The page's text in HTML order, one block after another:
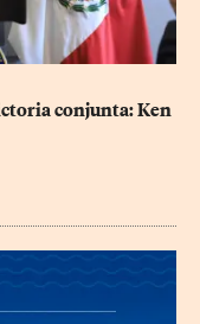
conjunta: Ken